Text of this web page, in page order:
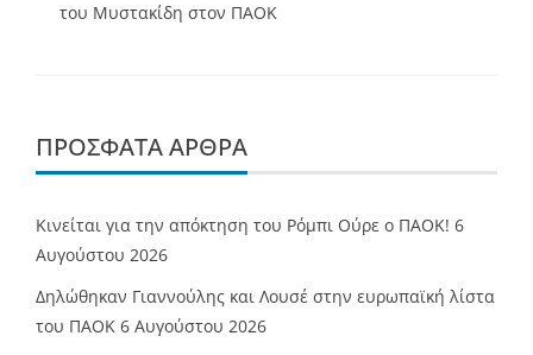
του Μυστακίδη στον ΠΑΟΚ
ΠΡΌΣΦΑΤΑ ΆΡΘΡΑ
Κινείται για την απόκτηση του Ρόμπι Ούρε ο ΠΑΟΚ! 6
Αυγούστου 2026
Δηλώθηκαν Γιαννούλης και Λουσέ στην ευρωπαϊκή λίστα
του ΠΑΟΚ 6 Αυγούστου 2026